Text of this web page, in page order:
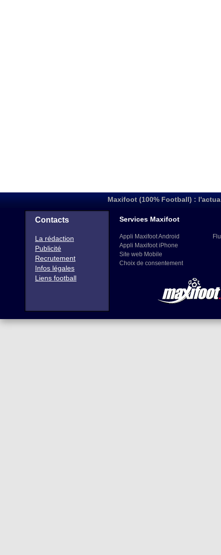
Maxifoot (100% Football) :
Contacts
La rédaction
Publicité
Recrutement
Infos légales
Liens football
Services Maxifoot
Appli Maxifoot Android
Appli Maxifoot iPhone
Site web Mobile
Choix de consentement